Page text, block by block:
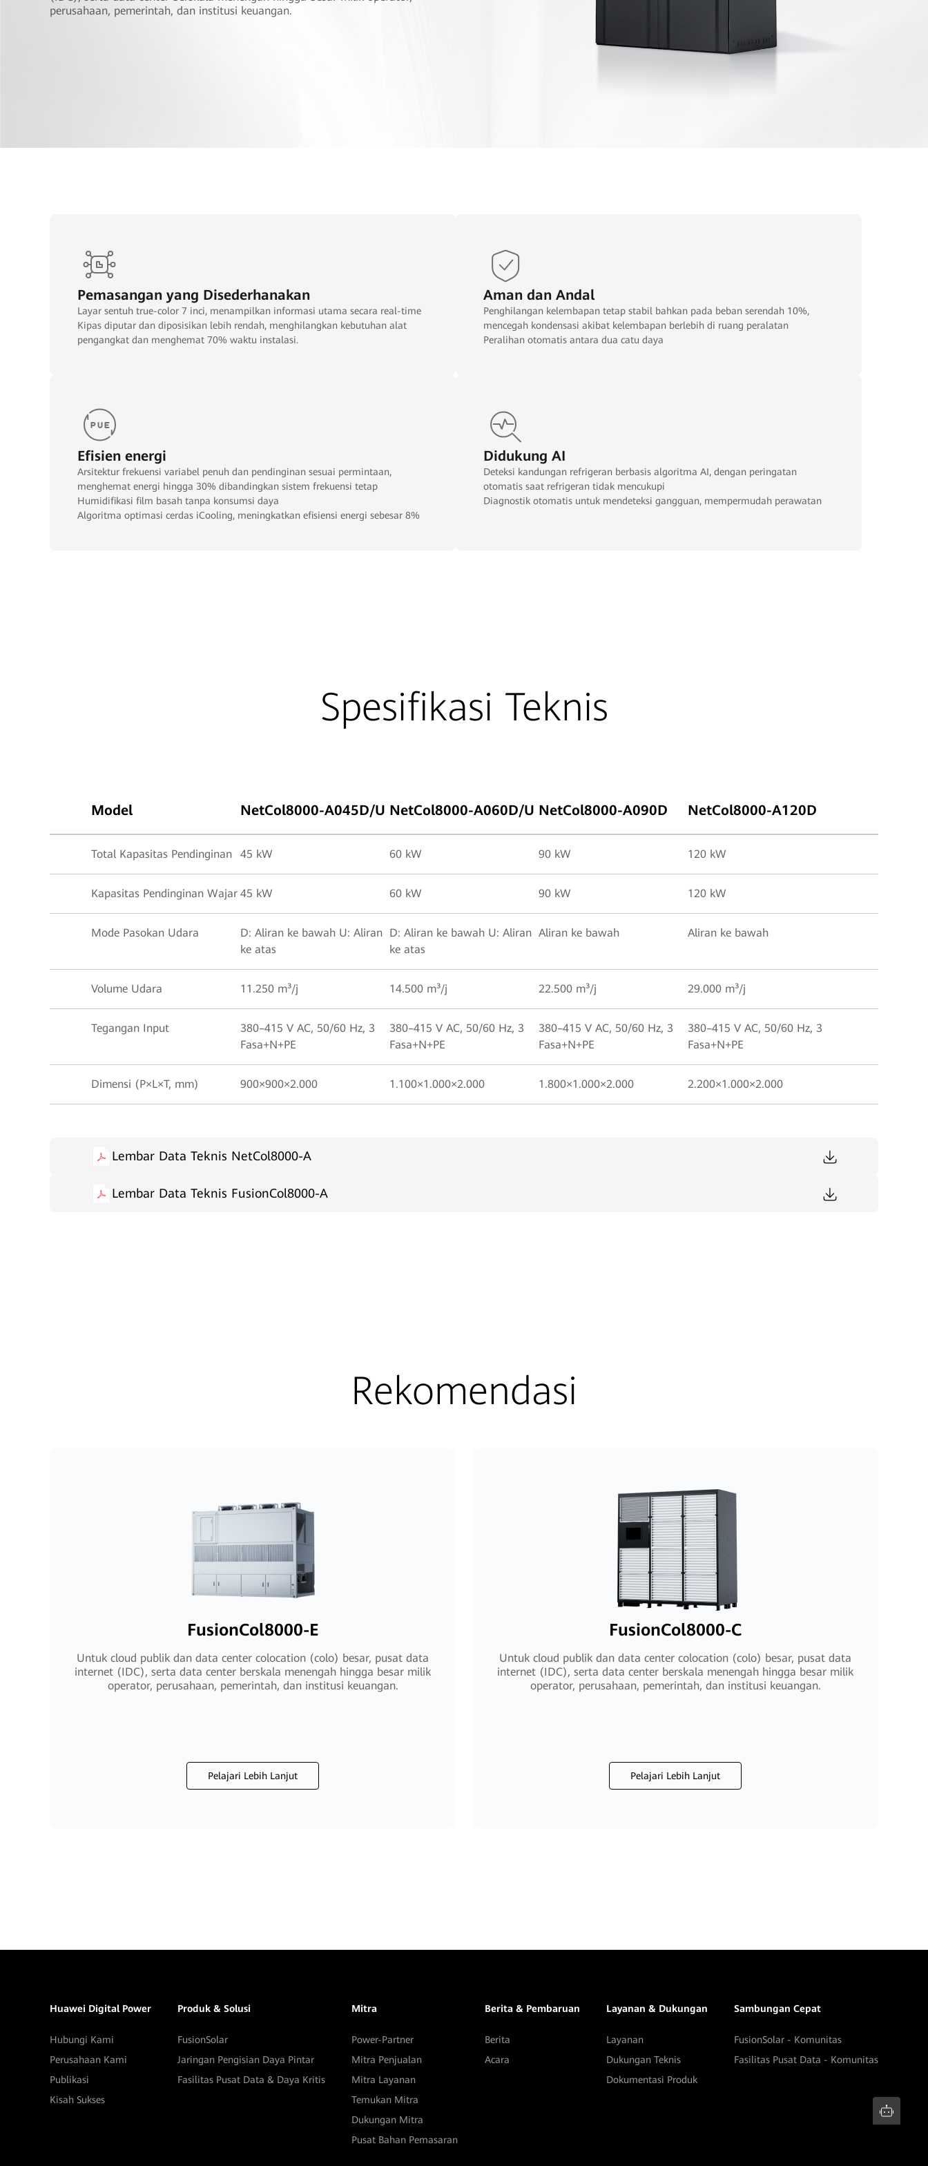
perusahaan, pemerintah, dan institusi keuangan.
Pemasangan yang Disederhanakan
Layar sentuh true-color 7 inci, menampilkan informasi utama secara real-time
Kipas diputar dan diposisikan lebih rendah, menghilangkan kebutuhan alat
pengangkat dan menghemat 70% waktu instalasi.
Aman dan Andal
Penghilangan kelembapan tetap stabil bahkan pada beban serendah 10%,
mencegah kondensasi akibat kelembapan berlebih di ruang peralatan
Peralihan otomatis antara dua catu daya
Efisien energi
Arsitektur frekuensi variabel penuh dan pendinginan sesuai permintaan,
menghemat energi hingga 30% dibandingkan sistem frekuensi tetap
Humidifikasi film basah tanpa konsumsi daya
Algoritma optimasi cerdas iCooling, meningkatkan efisiensi energi sebesar 8%
Didukung AI
Deteksi kandungan refrigeran berbasis algoritma AI, dengan peringatan
otomatis saat refrigeran tidak mencukupi
Diagnostik otomatis untuk mendeteksi gangguan, mempermudah perawatan
Spesifikasi Teknis
Model NetCol8000-A045D/U NetCol8000-A060D/U NetCol8000-A090D NetCol8000-A120D
Total Kapasitas Pendinginan 45 kW 60 kW 90 kW 120 kW
Kapasitas Pendinginan Wajar 45 kW 60 kW 90 kW 120 kW
Mode Pasokan Udara
D: Aliran ke bawah U: Aliran
ke atas
D: Aliran ke bawah U: Aliran
ke atas
Aliran ke bawah Aliran ke bawah
Volume Udara 11.250 m³/j 14.500 m³/j 22.500 m³/j 29.000 m³/j
Tegangan Input
380–415 V AC, 50/60 Hz, 3
Fasa+N+PE
380–415 V AC, 50/60 Hz, 3
Fasa+N+PE
380–415 V AC, 50/60 Hz, 3
Fasa+N+PE
380–415 V AC, 50/60 Hz, 3
Fasa+N+PE
Dimensi (P×L×T, mm) 900×900×2.000 1.100×1.000×2.000 1.800×1.000×2.000 2.200×1.000×2.000
Lembar Data Teknis NetCol8000-A
Lembar Data Teknis FusionCol8000-A
Rekomendasi
FusionCol8000-E
Untuk cloud publik dan data center colocation (colo) besar, pusat data
internet (IDC), serta data center berskala menengah hingga besar milik
operator, perusahaan, pemerintah, dan institusi keuangan.
Pelajari Lebih Lanjut
FusionCol8000-C
Untuk cloud publik dan data center colocation (colo) besar, pusat data
internet (IDC), serta data center berskala menengah hingga besar milik
operator, perusahaan, pemerintah, dan institusi keuangan.
Pelajari Lebih Lanjut
Huawei Digital Power
Hubungi Kami
Perusahaan Kami
Publikasi
Kisah Sukses
Produk & Solusi
FusionSolar
Jaringan Pengisian Daya Pintar
Fasilitas Pusat Data & Daya Kritis
Mitra
Power-Partner
Mitra Penjualan
Mitra Layanan
Temukan Mitra
Dukungan Mitra
Pusat Bahan Pemasaran
Berita & Pembaruan
Berita
Acara
Layanan & Dukungan
Layanan
Dukungan Teknis
Dokumentasi Produk
Sambungan Cepat
FusionSolar - Komunitas
Fasilitas Pusat Data - Komunitas